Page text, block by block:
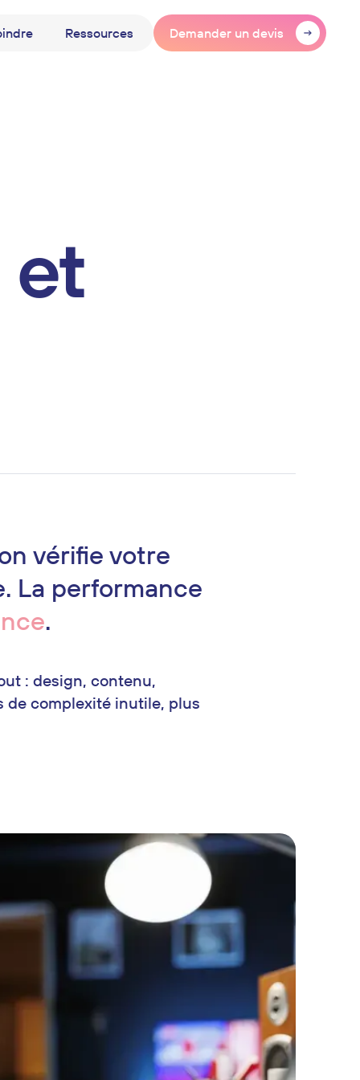
Ressources Demander un devis
vérifie votre
La performance
.
: design, contenu,
de complexité inutile, plus